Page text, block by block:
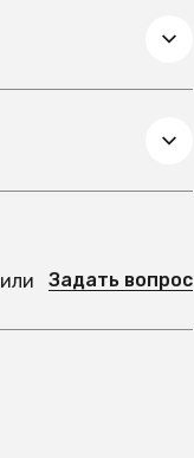
или Задать вопрос